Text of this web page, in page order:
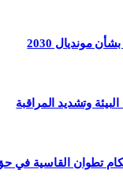
مونديال 2030
القاسية في حق 5